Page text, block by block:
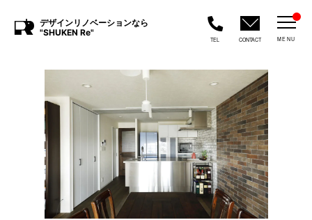
デザインリノベーションなら
"SHUKEN Re"
TEL CONTACT MENU